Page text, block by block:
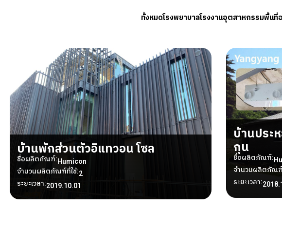
ทั้งหมดโรงพยาบาลโรงงานอุตสาหกรรมพื้นที่
บ้านพักส่วนตัวอิแทวอน โซล
ชื่อผลิตภัณฑ์:Humicon
จำนวนผลิตภัณฑ์ที่ใช้:2
ระยะเวลา:2019.10.01
บ้านประ
กุน
ชื่อผลิตภัณฑ์:
จำนวนผลิตภัณฑ์
ระยะเวลา: